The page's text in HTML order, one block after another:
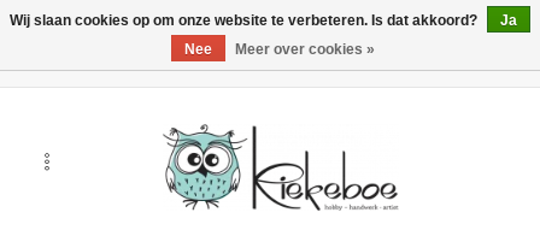
Wij slaan cookies op om onze website te verbeteren. Is dat akkoord?
Ja
Nee
Meer over cookies »